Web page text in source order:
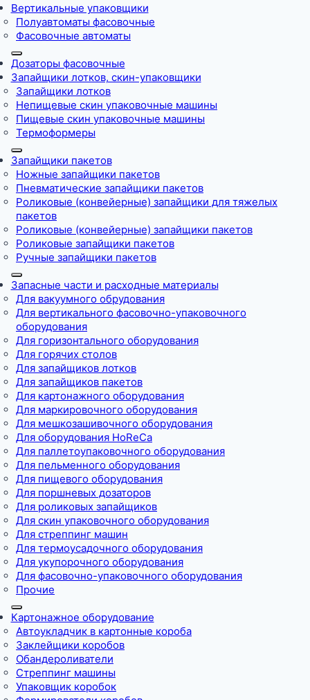
Вертикальные упаковщики
Полуавтоматы фасовочные
Фасовочные автоматы
Дозаторы фасовочные
Запайщики лотков, скин-упаковщики
Запайщики лотков
Непищевые скин упаковочные машины
Пищевые скин упаковочные машины
Термоформеры
Запайщики пакетов
Ножные запайщики пакетов
Пневматические запайщики пакетов
Роликовые (конвейерные) запайщики для тяжелых
пакетов
Роликовые (конвейерные) запайщики пакетов
Роликовые запайщики пакетов
Ручные запайщики пакетов
Запасные части и расходные материалы
Для вакуумного обрудования
Для вертикального фасовочно-упаковочного
оборудования
Для горизонтального оборудования
Для горячих столов
Для запайщиков лотков
Для запайщиков пакетов
Для картонажного оборудования
Для маркировочного оборудования
Для мешкозашивочного оборудования
Для оборудования HoReCa
Для паллетоупаковочного оборудования
Для пельменного оборудования
Для пищевого оборудования
Для поршневых дозаторов
Для роликовых запайщиков
Для скин упаковочного оборудования
Для стреппинг машин
Для термоусадочного оборудования
Для укупорочного оборудования
Для фасовочно-упаковочного оборудования
Прочие
Картонажное оборудование
Автоукладчик в картонные короба
Заклейщики коробов
Обандероливатели
Стреппинг машины
Упаковщик коробок